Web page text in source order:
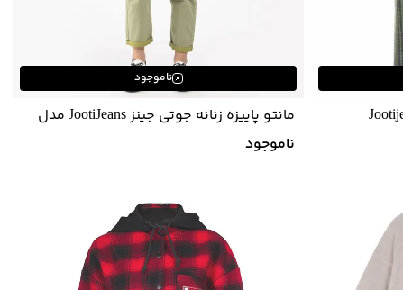
ناموجود
مانتو پاییزه زنانه جوتی جینز JootiJeans مدل
04731609
ناموجود